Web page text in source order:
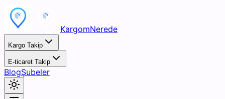
KargomNerede
Kargo Takip
E-ticaret Takip
BlogŞubeler